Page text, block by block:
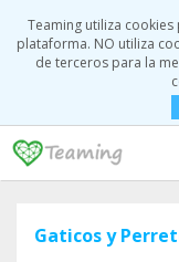
Teaming utiliza
plataforma. NO utiliza
de terceros para la
Gaticos y